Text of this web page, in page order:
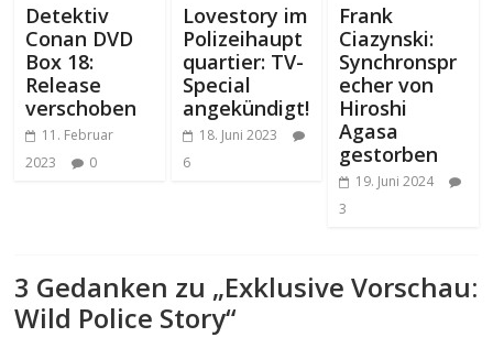
Detektiv
Conan DVD
Box 18:
Release
verschoben
11. Februar
2023
0
Lovestory im
Polizeihaupt
quartier: TV-
Special
angekündigt!
18. Juni 2023
6
Frank
Ciazynski:
Synchronspr
echer von
Hiroshi
Agasa
gestorben
19. Juni 2024
3
3 Gedanken zu „Exklusive Vorschau:
Wild Police Story“